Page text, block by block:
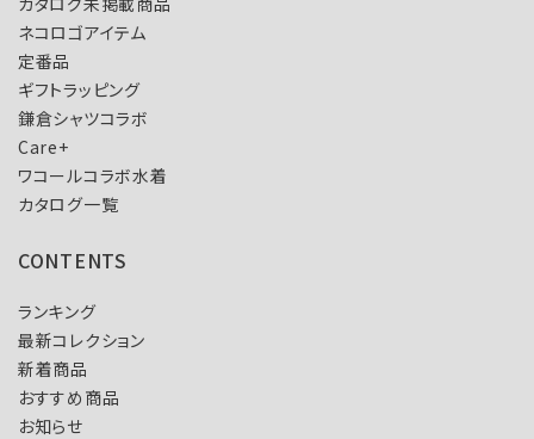
ネコロゴアイテム
定番品
ギフトラッピング
鎌倉シャツコラボ
Care+
ワコールコラボ水着
カタログ一覧
CONTENTS
ランキング
最新コレクション
新着商品
おすすめ商品
お知らせ